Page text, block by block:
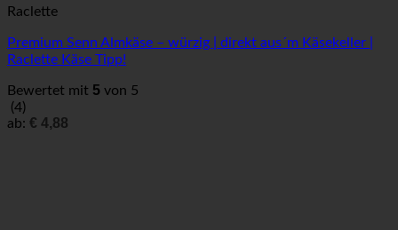
Raclette
Premium Senn Almkäse – würzig | direkt aus´m Käsekeller |
Raclette Käse Tipp!
Bewertet mit 5 von 5
(4)
ab: € 4,88